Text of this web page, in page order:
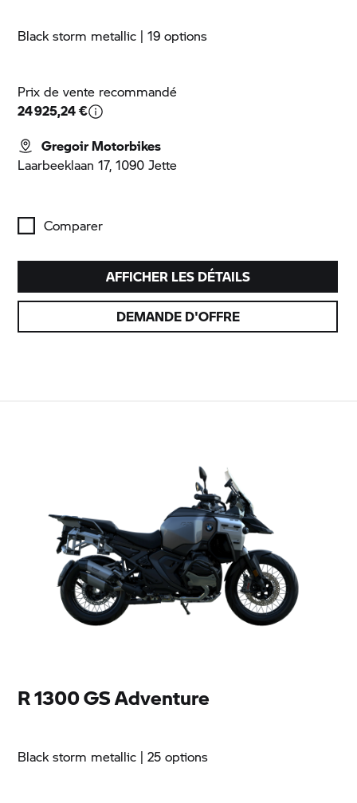
AFFICHER LES DÉTAILS
DEMANDE D'OFFRE
Black storm metallic | 19 options
Prix de vente recommandé
24 925,24 €
Gregoir Motorbikes
Laarbeeklaan 17, 1090 Jette
Comparer
R 1300 GS Adventure
Black storm metallic | 25 options